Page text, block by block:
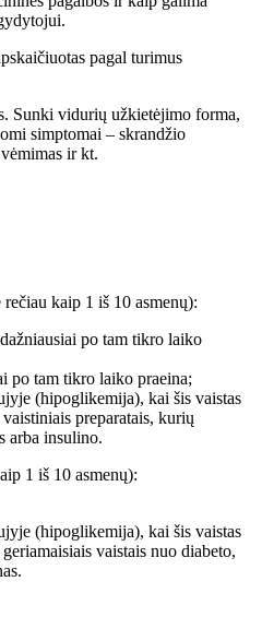
pagal turimus
Sunki vidurių užkietėjimo forma,
simptomai – skrandžio
ir kt.
kaip 1 iš 10 asmenų):
po tam tikro laiko
po tam tikro laiko praeina;
(hipoglikemija), kai šis vaistas
preparatais, kurių
arba insulino.
1 iš 10 asmenų):
(hipoglikemija), kai šis vaistas
vaistais nuo diabeto,